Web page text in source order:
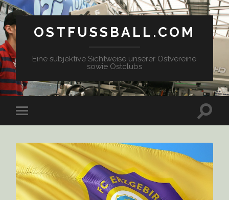
OSTFUSSBALL.COM
Eine subjektive Sichtweise unserer Ostvereine
sowie Ostclubs